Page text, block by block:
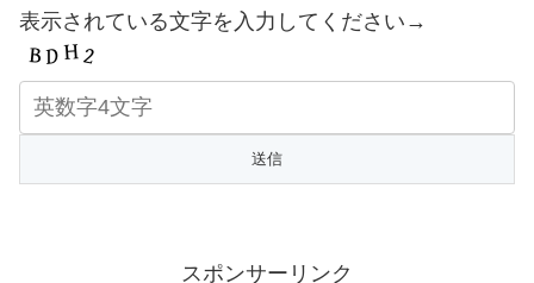
表示されている文字を入力してください→
スポンサーリンク